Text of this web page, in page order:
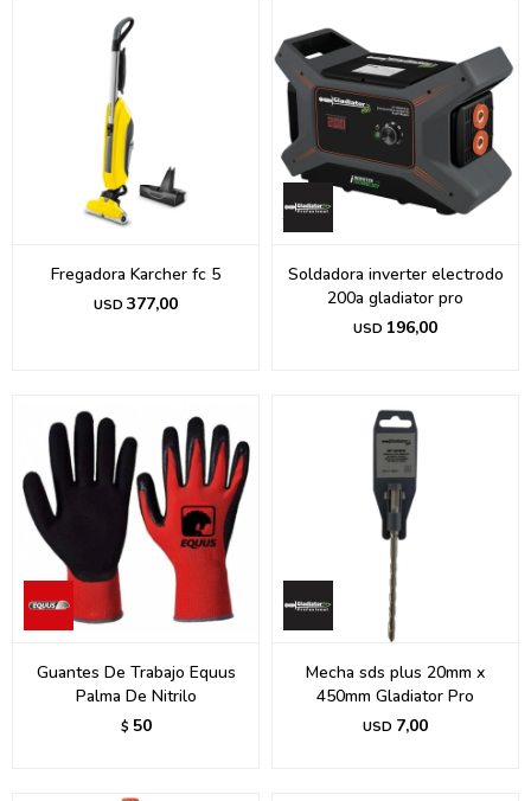
Fregadora Karcher fc 5
USD 377,00
Soldadora inverter electrodo
200a gladiator pro
USD 196,00
Guantes De Trabajo Equus
Palma De Nitrilo
$ 50
Mecha sds plus 20mm x
450mm Gladiator Pro
USD 7,00